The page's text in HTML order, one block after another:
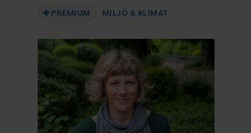
PREMIUM MILJÖ & KLIMAT